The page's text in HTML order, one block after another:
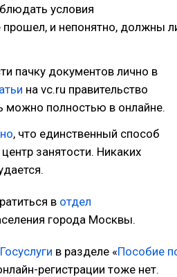
условия
и непонятно, должны
пачку документов лично в
на vc.ru правительство
можно полностью в онлайне.
, что единственный способ
занятости. Никаких
в отдел
города Москвы.
Госуслуги в разделе «Пособие
регистрации тоже нет.